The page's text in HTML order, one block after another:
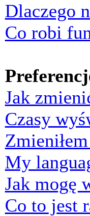
Dlaczego
Co robi
Jak
Czasy
My
Jak mogę
Co to jest